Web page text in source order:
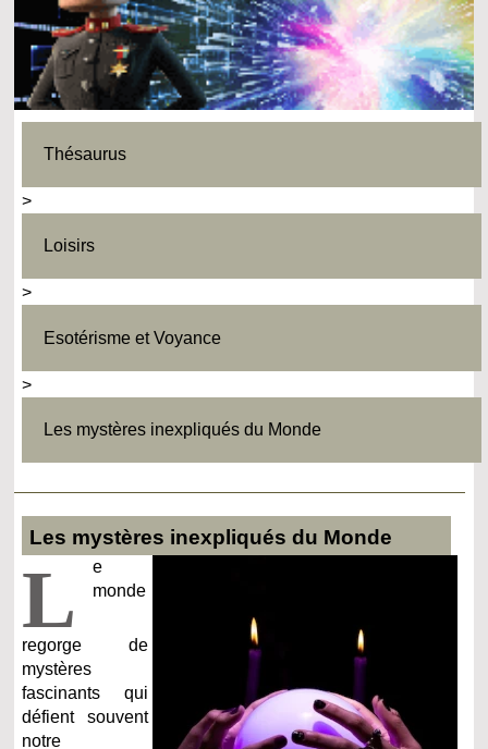
Thésaurus
>
Loisirs
>
Esotérisme et Voyance
>
Les mystères inexpliqués du Monde
Les mystères inexpliqués du Monde
L
e
monde
regorge de
mystères
fascinants qui
défient souvent
notre